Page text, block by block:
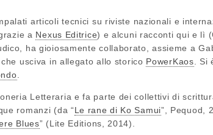
articoli tecnici su riviste nazionali e
a Nexus Editrice) e alcuni racconti qui e lì
ha gioiosamente collaborato, assieme a
usciva in allegato allo storico PowerKaos .
Letteraria e fa parte dei collettivi di
romanzi (da “Le rane di Ko Samui”, Pequod,
Blues” (Lite Editions, 2014).